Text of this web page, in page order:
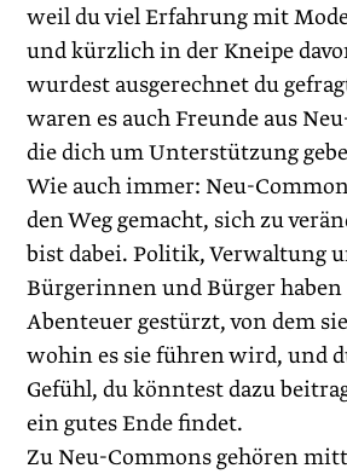
weil du viel Erfahrung mit
und kürzlich in der Kneipe
wurdest ausgerechnet du
waren es auch Freunde aus
die dich um Unterstützung
Wie auch immer: Neu-
den Weg gemacht, sich zu
bist dabei. Politik, Verwaltung
Bürgerinnen und Bürger
Abenteuer gestürzt, von dem
wohin es sie führen wird, und
Gefühl, du könntest dazu
ein gutes Ende findet.
Zu Neu-Commons gehören